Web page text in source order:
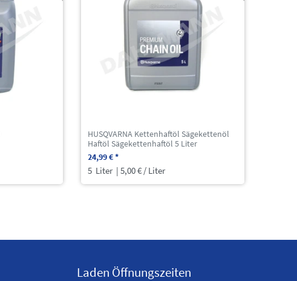
HUSQVARNA Kettenhaftöl Sägekettenöl
Haftöl Sägekettenhaftöl 5 Liter
24,99 € *
5 Liter | 5,00 € / Liter
Laden Öffnungszeiten